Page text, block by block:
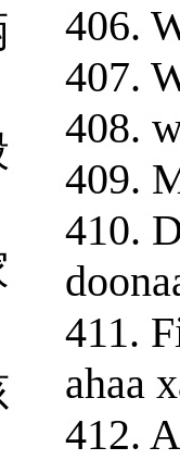
406.
407.
408.
409.
410.
411.
ahaa
412.